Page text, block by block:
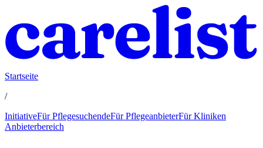
Startseite
/
InitiativeFür PflegesuchendeFür PflegeanbieterFür Kliniken
Anbieterbereich